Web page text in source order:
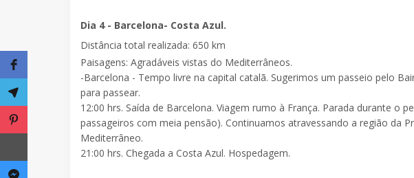
Dia 4 - Barcelona- Costa Azul.
Distância total realizada: 650 km
Paisagens: Agradáveis vistas do Mediterrâneos.
-Barcelona - Tempo livre na capital catalã. Sugerimos um passeio pelo
para passear.
12:00 hrs. Saída de Barcelona. Viagem rumo à França. Parada durante o
passageiros com meia pensão). Continuamos atravessando a região da
Mediterrâneo.
21:00 hrs. Chegada a Costa Azul. Hospedagem.